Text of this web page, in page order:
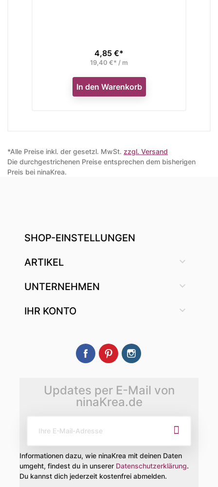
4,85 €*
19,40 €* / m
In den Warenkorb
*Alle Preise inkl. der gesetzl. MwSt. zzgl. Versand
Die durchgestrichenen Preise entsprechen dem bisherigen
Preis bei ninaKrea.
SHOP-EINSTELLUNGEN
ARTIKEL 
UNTERNEHMEN 
IHR KONTO 
FacebookPinterest
Updates per E-Mail von
ninaKrea.de
Informationen dazu, wie ninaKrea mit deinen Daten
umgeht, findest du in unserer Datenschutzerklärung.
Du kannst dich jederzeit kostenfrei abmelden.